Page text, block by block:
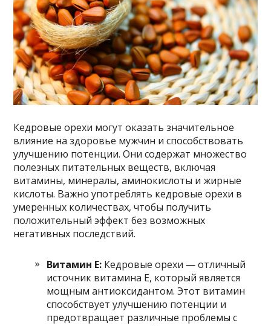
Кедровые орехи могут оказать значительное
влияние на здоровье мужчин и способствовать
улучшению потенции. Они содержат множество
полезных питательных веществ, включая
витамины, минералы, аминокислоты и жирные
кислоты. Важно употреблять кедровые орехи в
умеренных количествах, чтобы получить
положительный эффект без возможных
негативных последствий.
Витамин Е: Кедровые орехи — отличный
источник витамина Е, который является
мощным антиоксидантом. Этот витамин
способствует улучшению потенции и
предотвращает различные проблемы с